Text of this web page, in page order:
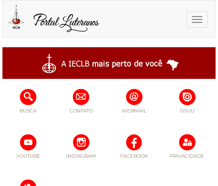
Toggle
BUSCA CONTATO WEBMAIL ISSUU
YOUTUBE INSTAGRAM FACEBOOK PRIVACIDADE